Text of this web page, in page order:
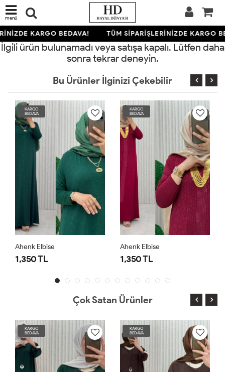
menü
KARGO BEDAVA! TÜM SİPARİŞLERİNİZDE KARGO
İlgili ürün bulunamadı veya satışa kapalı. Lütfen daha
sonra tekrar deneyin.
Bu Ürünler İlginizi Çekebilir
KARGO
BEDAVA
Ahenk Elbise
1,350 TL
KARGO
BEDAVA
Ahenk Elbise
1,350 TL
Çok Satan Ürünler
KARGO
BEDAVA
KARGO
BEDAVA